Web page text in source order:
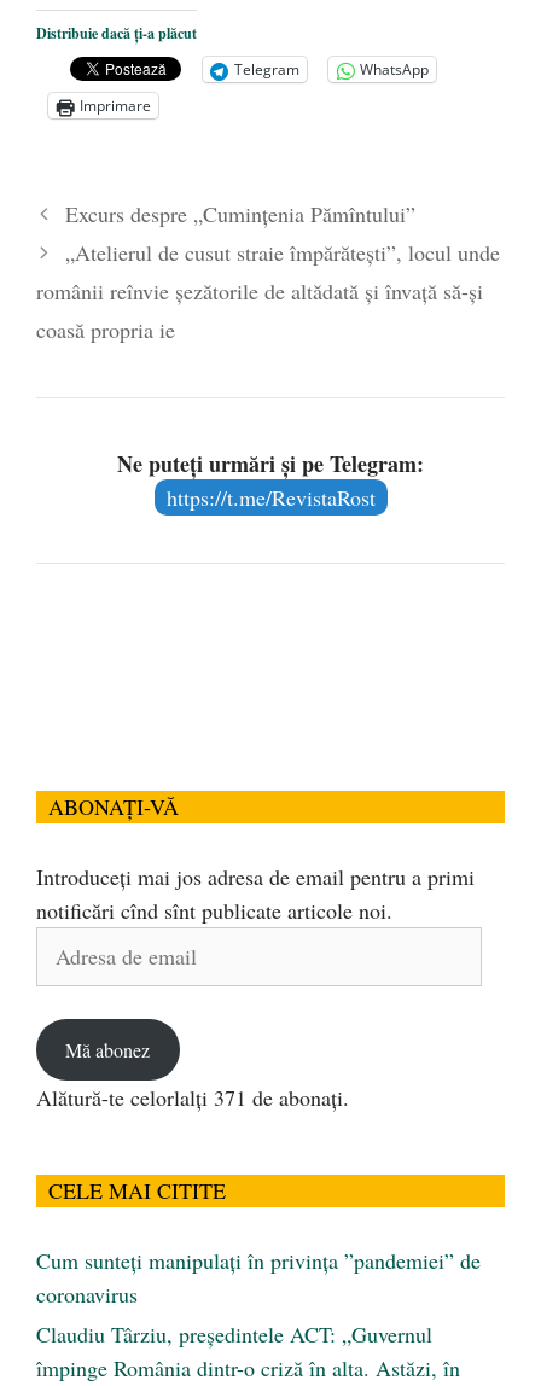
DANA KONYA-PETRIȘOR, ÎNTRU
VEȘNICĂ POMENIRE
- 17 martie 2021
ÎNĂLȚATU-S-A! - 28 mai 2020
Sic credo – Francisco Franco (1892-1975)
Distribuie dacă ți-a plăcut
Telegram
WhatsApp
Imprimare
Excurs despre „Cuminţenia Pămîntului”
„Atelierul de cusut straie împărăteşti”, locul unde
românii reînvie şezătorile de altădată şi învaţă să-şi
coasă propria ie
Ne puteți urmări și pe Telegram:
https://t.me/RevistaRost
ABONAȚI-VĂ
Introduceți mai jos adresa de email pentru a primi
notificări cînd sînt publicate articole noi.
Adresa
Mă abonez
Alătură-te celorlalți 371 de abonați.
CELE MAI CITITE
Cum sunteți manipulați în privința ”pandemiei” de
coronavirus
Claudiu Târziu, președintele ACT: „Guvernul
împinge România dintr-o criză în alta. Astăzi, în